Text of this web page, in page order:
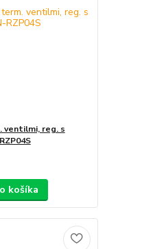
ventilmi, reg. s
košíka